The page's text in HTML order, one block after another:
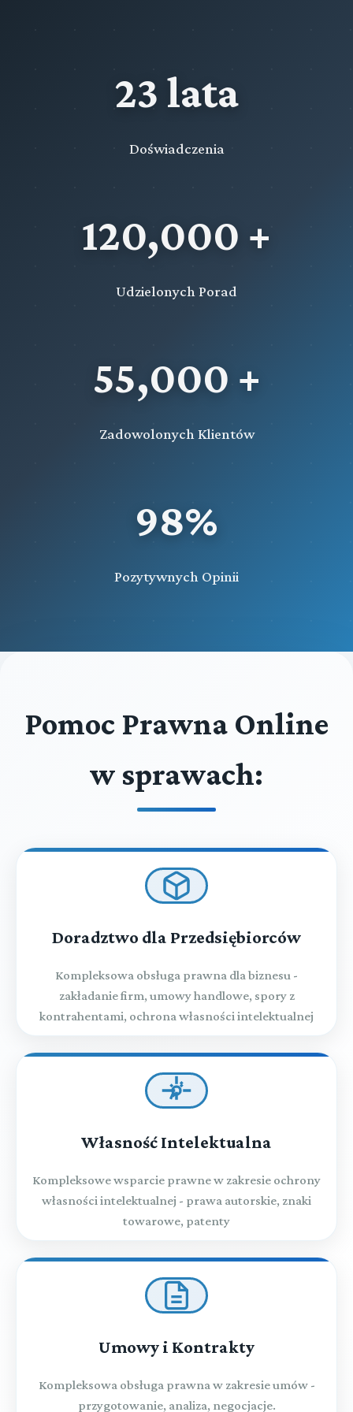
23 lata
Doświadczenia
120,000 +
Udzielonych Porad
55,000 +
Zadowolonych Klientów
98%
Pozytywnych Opinii
Pomoc Prawna Online
w sprawach:
Doradztwo dla Przedsiębiorców
Kompleksowa obsługa prawna dla biznesu -
zakładanie firm, umowy handlowe, spory z
kontrahentami, ochrona własności intelektualnej
Własność Intelektualna
Kompleksowe wsparcie prawne w zakresie ochrony
własności intelektualnej - prawa autorskie, znaki
towarowe, patenty
Umowy i Kontrakty
Kompleksowa obsługa prawna w zakresie umów -
przygotowanie, analiza, negocjacje.